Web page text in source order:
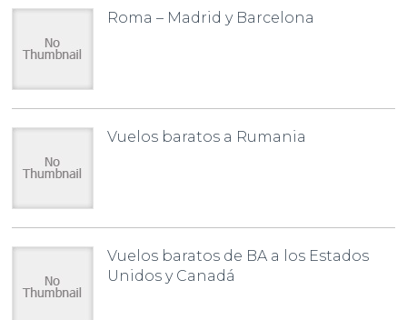
Roma – Madrid y Barcelona
Vuelos baratos a Rumania
Vuelos baratos de BA a los Estados
Unidos y Canadá